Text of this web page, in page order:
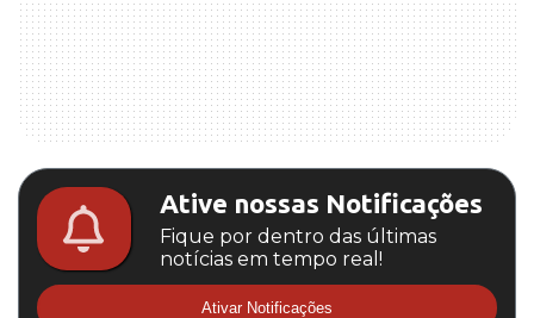
Ative nossas Notificações
Fique por dentro das últimas
notícias em tempo real!
Ativar Notificações